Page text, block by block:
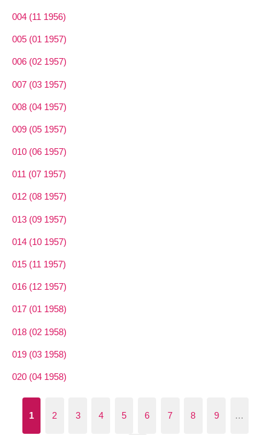
004 (11 1956)
005 (01 1957)
006 (02 1957)
007 (03 1957)
008 (04 1957)
009 (05 1957)
010 (06 1957)
011 (07 1957)
012 (08 1957)
013 (09 1957)
014 (10 1957)
015 (11 1957)
016 (12 1957)
017 (01 1958)
018 (02 1958)
019 (03 1958)
020 (04 1958)
1 2 3 4 5 6 7 8 9 …